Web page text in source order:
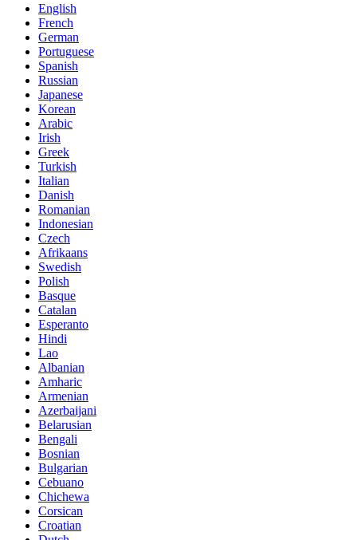
English
French
German
Portuguese
Spanish
Russian
Japanese
Korean
Arabic
Irish
Greek
Turkish
Italian
Danish
Romanian
Indonesian
Czech
Afrikaans
Swedish
Polish
Basque
Catalan
Esperanto
Hindi
Lao
Albanian
Amharic
Armenian
Azerbaijani
Belarusian
Bengali
Bosnian
Bulgarian
Cebuano
Chichewa
Corsican
Croatian